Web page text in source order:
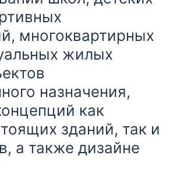
многоквартирных
жилых
назначения,
как
зданий, так и
а также дизайне